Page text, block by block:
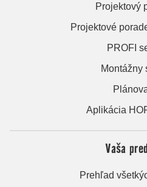
Projektový
Projektové
PROFI
Montážny
Aplikácia
Vaša
Prehľad